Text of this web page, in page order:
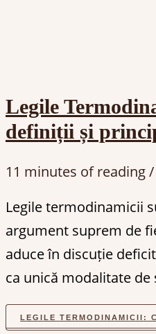
Legile
definiții și
11 minutes of reading/
Legile termodinamicii
argument suprem de
aduce în discuție
ca unică modalitate de
LEGILE TERMODINAMICII: